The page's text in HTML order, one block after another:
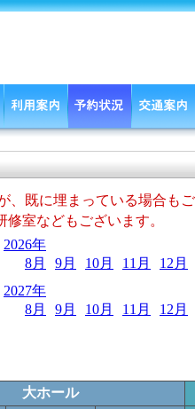
既に埋まっている場合も
室などもございます。
2026年
8月
9月 10月 11月 12月
2027年
8月
9月 10月 11月 12月
大ホール